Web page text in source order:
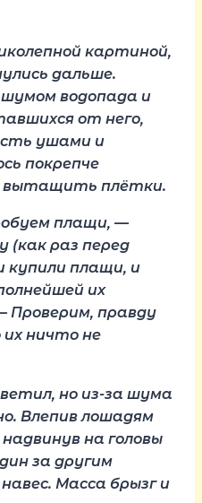
картиной,
дальше.
водопада и
от него,
ушами и
покрепче
вытащить плётки.
плащи, —
(как раз перед
купили плащи, и
их
Проверим, правду
их ничто не
но из-за шума
Влепив лошадям
на головы
за другим
Масса брызг и